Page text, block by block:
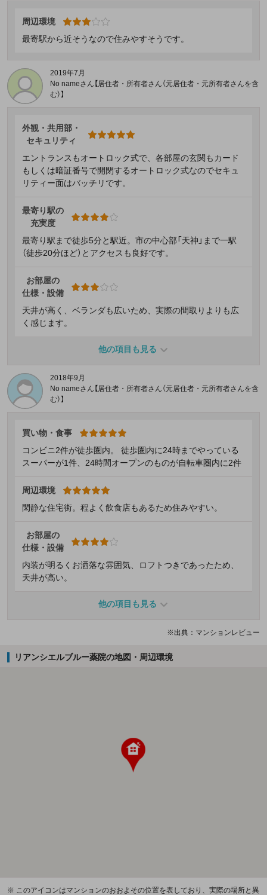
周辺環境
最寄駅から近そうなので住みやすそうです。
2019年7月
No nameさん【居住者・所有者さん（元居住者・元所有者さんを含
む）】
外観・共用部・
セキュリティ
エントランスもオートロック式で、各部屋の玄関もカード
もしくは暗証番号で開閉するオートロック式なのでセキュ
リティー面はバッチリです。
最寄り駅の
充実度
最寄り駅まで徒歩5分と駅近。市の中心部「天神」まで一駅
（徒歩20分ほど）とアクセスも良好です。
お部屋の
仕様・設備
天井が高く、ベランダも広いため、実際の間取りよりも広
く感じます。
他の項目も見る
2018年9月
No nameさん【居住者・所有者さん（元居住者・元所有者さんを含
む）】
買い物・食事
コンビニ2件が徒歩圏内。 徒歩圏内に24時までやっている
スーパーが1件、24時間オープンのものが自転車圏内に2件
周辺環境
閑静な住宅街。程よく飲食店もあるため住みやすい。
お部屋の
仕様・設備
内装が明るくお洒落な雰囲気、ロフトつきであったため、
天井が高い。
他の項目も見る
※出典：マンションレビュー
リアンシエルブルー薬院の地図・周辺環境
※ このアイコンはマンションのおおよその位置を表しており、実際の場所と異